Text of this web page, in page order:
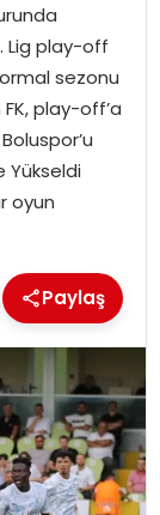
Lig play-off
sezonu
play-off’a
Yükseldi
oyun
Paylaş